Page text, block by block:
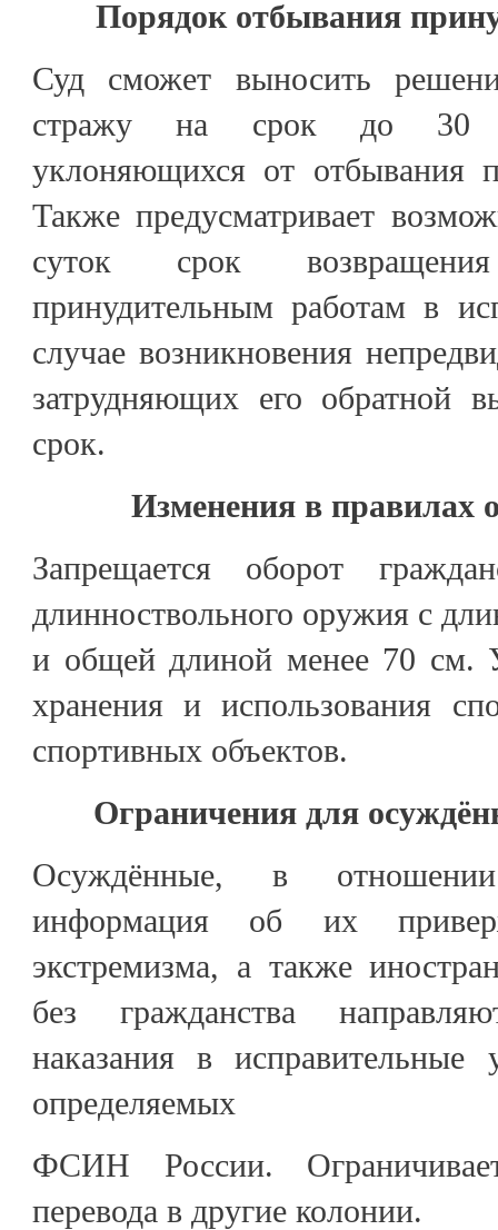
Порядок отбывания
Суд сможет выносить
стражу на срок до 30
уклоняющихся от отбывания
Также предусматривает
суток срок
принудительным работам в
случае возникновения
затрудняющих его обратной
срок.
Изменения в правилах
Запрещается оборот
длинноствольного оружия с
и общей длиной менее 70 см.
хранения и использования
спортивных объектов.
Ограничения для
Осуждённые, в
информация об их
экстремизма, а также
без гражданства
наказания в исправительные
определяемых
ФСИН России.
перевода в другие колонии.